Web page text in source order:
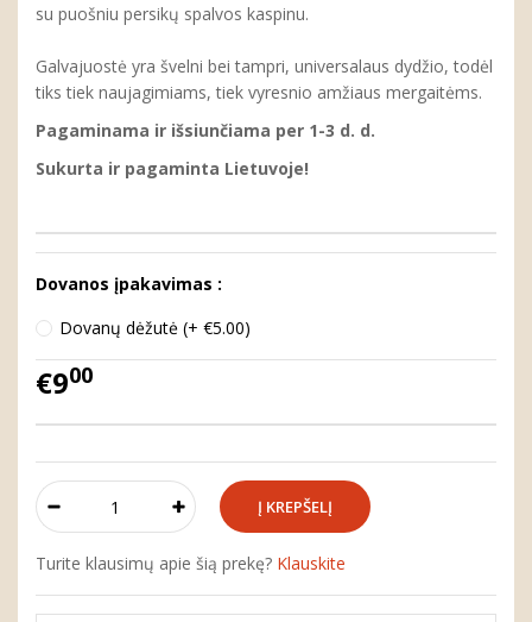
su puošniu persikų spalvos kaspinu.
Galvajuostė yra švelni bei tampri, universalaus dydžio, todėl
tiks tiek naujagimiams, tiek vyresnio amžiaus mergaitėms.
Pagaminama ir išsiunčiama per 1-3 d. d.
Sukurta ir pagaminta Lietuvoje!
Dovanos įpakavimas :
Dovanų dėžutė (+ €5.00)
€900
Turite klausimų apie šią prekę? Klauskite